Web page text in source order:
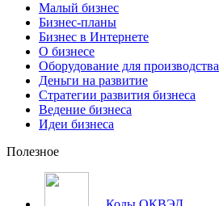
Малый бизнес
Бизнес-планы
Бизнес в Интернете
О бизнесе
Оборудование для производства
Деньги на развитие
Стратегии развития бизнеса
Ведение бизнеса
Идеи бизнеса
Полезное